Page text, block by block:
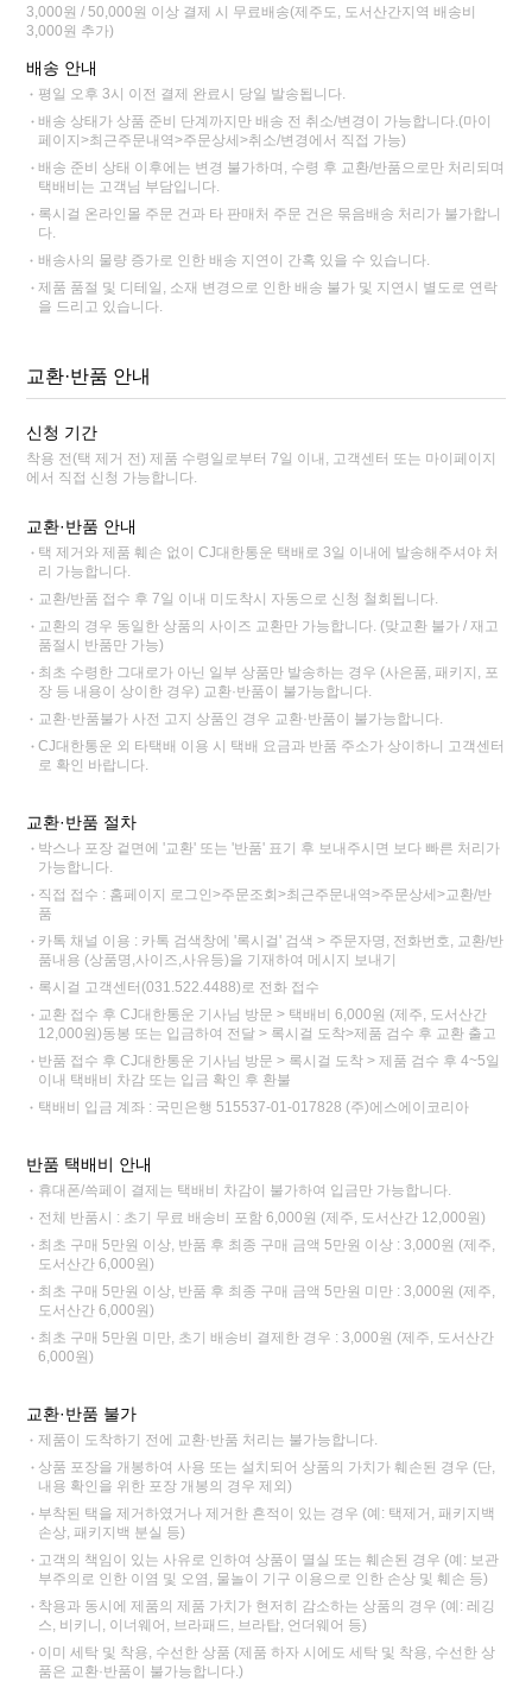
3,000원 / 50,000원 이상 결제 시 무료배송(제주도, 도서산간지역 배송비
3,000원 추가)
배송 안내
평일 오후 3시 이전 결제 완료시 당일 발송됩니다.
배송 상태가 상품 준비 단계까지만 배송 전 취소/변경이 가능합니다.(마이
페이지>최근주문내역>주문상세>취소/변경에서 직접 가능)
배송 준비 상태 이후에는 변경 불가하며, 수령 후 교환/반품으로만 처리되며
택배비는 고객님 부담입니다.
록시걸 온라인몰 주문 건과 타 판매처 주문 건은 묶음배송 처리가 불가합니
다.
배송사의 물량 증가로 인한 배송 지연이 간혹 있을 수 있습니다.
제품 품절 및 디테일, 소재 변경으로 인한 배송 불가 및 지연시 별도로 연락
을 드리고 있습니다.
교환·반품 안내
신청 기간
착용 전(택 제거 전) 제품 수령일로부터 7일 이내, 고객센터 또는 마이페이지
에서 직접 신청 가능합니다.
교환·반품 안내
택 제거와 제품 훼손 없이 CJ대한통운 택배로 3일 이내에 발송해주셔야 처
리 가능합니다.
교환/반품 접수 후 7일 이내 미도착시 자동으로 신청 철회됩니다.
교환의 경우 동일한 상품의 사이즈 교환만 가능합니다. (맞교환 불가 / 재고
품절시 반품만 가능)
최초 수령한 그대로가 아닌 일부 상품만 발송하는 경우 (사은품, 패키지, 포
장 등 내용이 상이한 경우) 교환·반품이 불가능합니다.
교환·반품불가 사전 고지 상품인 경우 교환·반품이 불가능합니다.
CJ대한통운 외 타택배 이용 시 택배 요금과 반품 주소가 상이하니 고객센터
로 확인 바랍니다.
교환·반품 절차
박스나 포장 겉면에 '교환' 또는 '반품' 표기 후 보내주시면 보다 빠른 처리가
가능합니다.
직접 접수 : 홈페이지 로그인>주문조회>최근주문내역>주문상세>교환/반
품
카톡 채널 이용 : 카톡 검색창에 '록시걸' 검색 > 주문자명, 전화번호, 교환/반
품내용 (상품명,사이즈,사유등)을 기재하여 메시지 보내기
록시걸 고객센터(031.522.4488)로 전화 접수
교환 접수 후 CJ대한통운 기사님 방문 > 택배비 6,000원 (제주, 도서산간
12,000원)동봉 또는 입금하여 전달 > 록시걸 도착>제품 검수 후 교환 출고
반품 접수 후 CJ대한통운 기사님 방문 > 록시걸 도착 > 제품 검수 후 4~5일
이내 택배비 차감 또는 입금 확인 후 환불
택배비 입금 계좌 : 국민은행 515537-01-017828 (주)에스에이코리아
반품 택배비 안내
휴대폰/쓱페이 결제는 택배비 차감이 불가하여 입금만 가능합니다.
전체 반품시 : 초기 무료 배송비 포함 6,000원 (제주, 도서산간 12,000원)
최초 구매 5만원 이상, 반품 후 최종 구매 금액 5만원 이상 : 3,000원 (제주,
도서산간 6,000원)
최초 구매 5만원 이상, 반품 후 최종 구매 금액 5만원 미만 : 3,000원 (제주,
도서산간 6,000원)
최초 구매 5만원 미만, 초기 배송비 결제한 경우 : 3,000원 (제주, 도서산간
6,000원)
교환·반품 불가
제품이 도착하기 전에 교환·반품 처리는 불가능합니다.
상품 포장을 개봉하여 사용 또는 설치되어 상품의 가치가 훼손된 경우 (단,
내용 확인을 위한 포장 개봉의 경우 제외)
부착된 택을 제거하였거나 제거한 흔적이 있는 경우 (예: 택제거, 패키지백
손상, 패키지백 분실 등)
고객의 책임이 있는 사유로 인하여 상품이 멸실 또는 훼손된 경우 (예: 보관
부주의로 인한 이염 및 오염, 물놀이 기구 이용으로 인한 손상 및 훼손 등)
착용과 동시에 제품의 제품 가치가 현저히 감소하는 상품의 경우 (예: 레깅
스, 비키니, 이너웨어, 브라패드, 브라탑, 언더웨어 등)
이미 세탁 및 착용, 수선한 상품 (제품 하자 시에도 세탁 및 착용, 수선한 상
품은 교환·반품이 불가능합니다.)